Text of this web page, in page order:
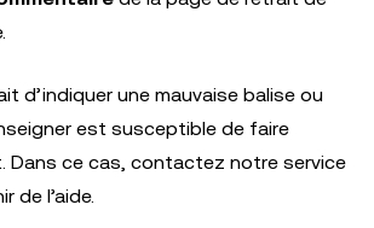
d’indiquer une mauvaise balise ou
est susceptible de faire
Dans ce cas, contactez notre service
de l’aide.